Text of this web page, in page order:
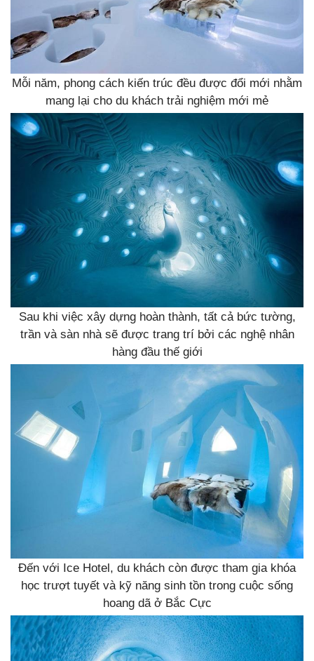
Mỗi năm, phong cách kiến trúc đều được đổi mới nhằm
mang lại cho du khách trải nghiệm mới mẻ
Sau khi việc xây dựng hoàn thành, tất cả bức tường,
trần và sàn nhà sẽ được trang trí bởi các nghệ nhân
hàng đầu thế giới
Đến với Ice Hotel, du khách còn được tham gia khóa
học trượt tuyết và kỹ năng sinh tồn trong cuộc sống
hoang dã ở Bắc Cực